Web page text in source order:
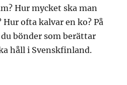
Hur mycket ska man
Hur ofta kalvar en ko? På
bönder som berättar
håll i Svenskfinland.